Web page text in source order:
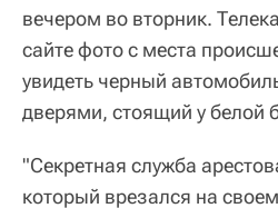
вечером во вторник.
сайте фото с места
увидеть черный
дверями, стоящий у белой
"Секретная служба
который врезался на